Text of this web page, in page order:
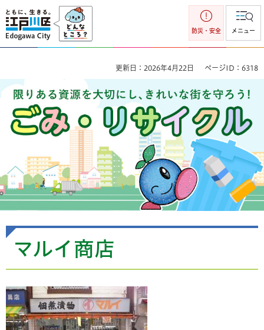
江戸川区
防災・安全 メニュー
更新日：2026年4月22日 ページID：6318
ごみ・リサイクル 限りのある資源を大切にし、きれいな街を
守ろう！
マルイ商店